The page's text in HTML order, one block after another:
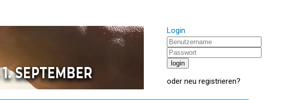
Login
oder neu registrieren?